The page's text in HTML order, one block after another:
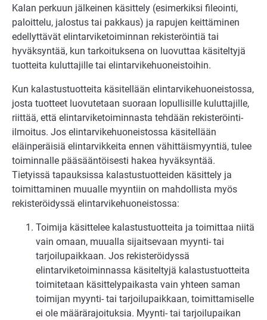
Kalan perkuun jälkeinen käsittely (esimerkiksi fileointi,
paloittelu, jalostus tai pakkaus) ja rapujen keittäminen
edellyttävät elintarviketoiminnan rekisteröintiä tai
hyväksyntää, kun tarkoituksena on luovuttaa käsiteltyjä
tuotteita kuluttajille tai elintarvikehuoneistoihin.
Kun kalastustuotteita käsitellään elintarvikehuoneistossa,
josta tuotteet luovutetaan suoraan lopullisille kuluttajille,
riittää, että elintarviketoiminnasta tehdään rekisteröinti-
ilmoitus. Jos elintarvikehuoneistossa käsitellään
eläinperäisiä elintarvikkeita ennen vähittäismyyntiä, tulee
toiminnalle pääsääntöisesti hakea hyväksyntää.
Tietyissä tapauksissa kalastustuotteiden käsittely ja
toimittaminen muualle myyntiin on mahdollista myös
rekisteröidyssä elintarvikehuoneistossa:
Toimija käsittelee kalastustuotteita ja toimittaa niitä
vain omaan, muualla sijaitsevaan myynti- tai
tarjoilupaikkaan. Jos rekisteröidyssä
elintarviketoiminnassa käsiteltyjä kalastustuotteita
toimitetaan käsittelypaikasta vain yhteen saman
toimijan myynti- tai tarjoilupaikkaan, toimittamiselle
ei ole määrärajoituksia. Myynti- tai tarjoilupaikan